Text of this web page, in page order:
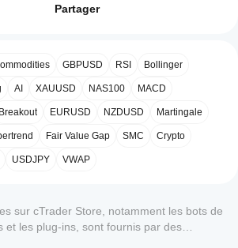
products/3775
4 3 2
Partager
GBPUSD RSI Bollinger
AI XAUUSD NAS100 MACD
Breakout EURUSD NZDUSD Martingale
Fair Value Gap SMC Crypto
USDJPY VWAP
sur cTrader Store, notamment les bots de
et les plug-ins, sont fournis par des
à disposition à titre informatif et à des fins